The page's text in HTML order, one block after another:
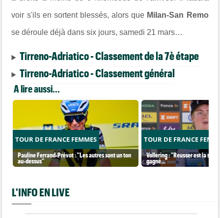
voir s'ils en sortent blessés, alors que Milan-San Remo
se déroule déjà dans six jours, samedi 21 mars…
Tirreno-Adriatico - Classement de la 7è étape
Tirreno-Adriatico - Classement général
A lire aussi...
TOUR DE FRANCE FEMMES
Pauline Ferrand-Prévot : "Les autres sont un ton
au-dessus"
TOUR DE FRANCE
Vollering : "Reusser est la
gagné..."
L'INFO EN LIVE